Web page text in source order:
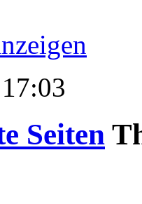
17:03
Seiten